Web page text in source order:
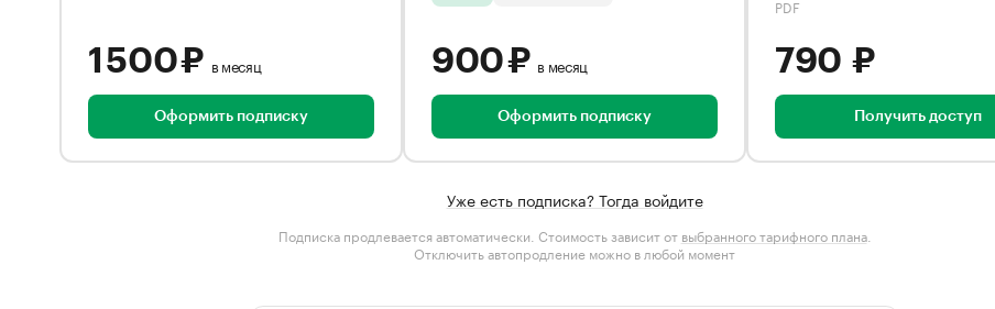
1 500 ₽ в месяц
Оформить подписку
900 ₽ в месяц
Оформить подписку
PDF
790 ₽
Получить доступ
Уже есть подписка? Тогда войдите
Подписка продлевается автоматически. Стоимость зависит от выбранного тарифного плана.
Отключить автопродление можно в любой момент